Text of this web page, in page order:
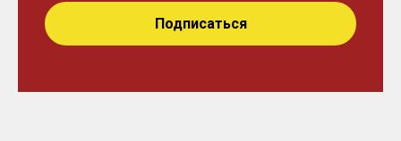
Подписаться